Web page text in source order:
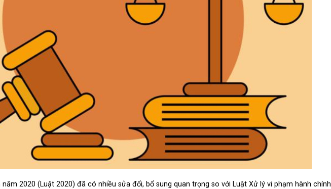
2020 (Luật 2020) đã có nhiều sửa đổi, bổ sung quan trọng so với Luật Xử lý vi phạm hành chính